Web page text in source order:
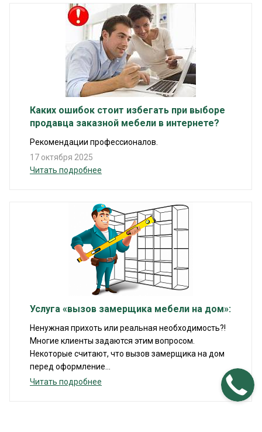
Каких ошибок стоит избегать при выборе
продавца заказной мебели в интернете?
Рекомендации профессионалов.
17 октября 2025
Читать подробнее
Услуга «вызов замерщика мебели на дом»:
Ненужная прихоть или реальная необходимость?!
Многие клиенты задаются этим вопросом.
Некоторые считают, что вызов замерщика на дом
перед оформление...
Читать подробнее